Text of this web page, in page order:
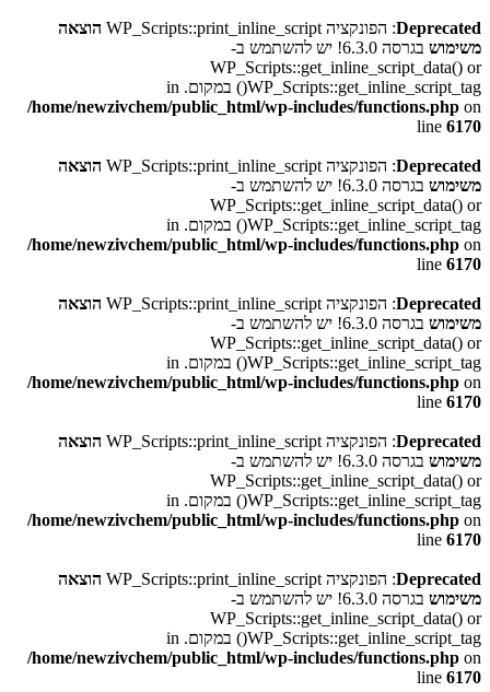
Deprecated: הפונקציה WP_Scripts::print_inline_script
הוצאה
משימוש
בגרסה 6.3.0! יש להשתמש ב-
WP_Scripts::get_inline_script_data() or
WP_Scripts::get_inline_script_tag() במקום. in
/home/newzivchem/public_html/wp-includes/functions.php on
line 6170
Deprecated: הפונקציה WP_Scripts::print_inline_script
הוצאה
משימוש
בגרסה 6.3.0! יש להשתמש ב-
WP_Scripts::get_inline_script_data() or
WP_Scripts::get_inline_script_tag() במקום. in
/home/newzivchem/public_html/wp-includes/functions.php on
line 6170
Deprecated: הפונקציה WP_Scripts::print_inline_script
הוצאה
משימוש
בגרסה 6.3.0! יש להשתמש ב-
WP_Scripts::get_inline_script_data() or
WP_Scripts::get_inline_script_tag() במקום. in
/home/newzivchem/public_html/wp-includes/functions.php on
line 6170
Deprecated: הפונקציה WP_Scripts::print_inline_script
הוצאה
משימוש
בגרסה 6.3.0! יש להשתמש ב-
WP_Scripts::get_inline_script_data() or
WP_Scripts::get_inline_script_tag() במקום. in
/home/newzivchem/public_html/wp-includes/functions.php on
line 6170
Deprecated: הפונקציה WP_Scripts::print_inline_script
הוצאה
משימוש
בגרסה 6.3.0! יש להשתמש ב-
WP_Scripts::get_inline_script_data() or
WP_Scripts::get_inline_script_tag() במקום. in
/home/newzivchem/public_html/wp-includes/functions.php on
line 6170